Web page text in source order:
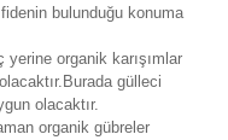
bulunduğu konuma
yerine organik karışımlar
gülleci
olacaktır.
organik gübreler